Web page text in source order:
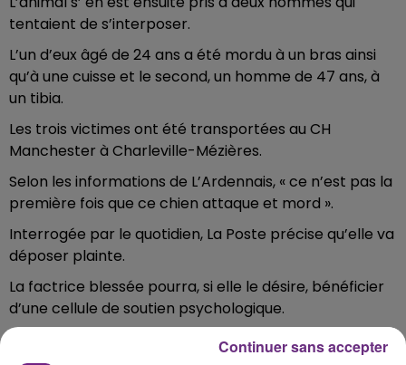
tentaient de s’interposer.
L’un d’eux âgé de 24 ans a été mordu à un bras ainsi
qu’à une cuisse et le second, un homme de 47 ans, à
un tibia.
Les trois victimes ont été transportées au CH
Manchester à Charleville-Mézières.
Selon les informations de L’Ardennais, « ce n’est pas la
première fois que ce chien attaque et mord ».
Interrogée par le quotidien, La Poste précise qu’elle va
déposer plainte.
La factrice blessée pourra, si elle le désire, bénéficier
d’une cellule de soutien psychologique.
Continuer sans accepter